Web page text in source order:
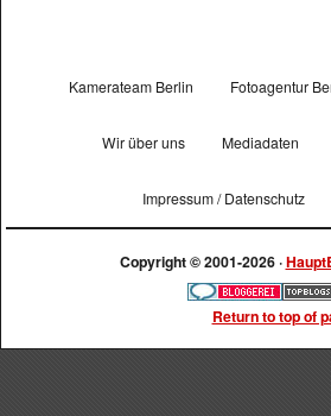
Kamerateam Berlin Fotoagentur
Wir über uns Mediadaten
Impressum / Datenschutz
Copyright © 2001-2026 ·
Return to top of